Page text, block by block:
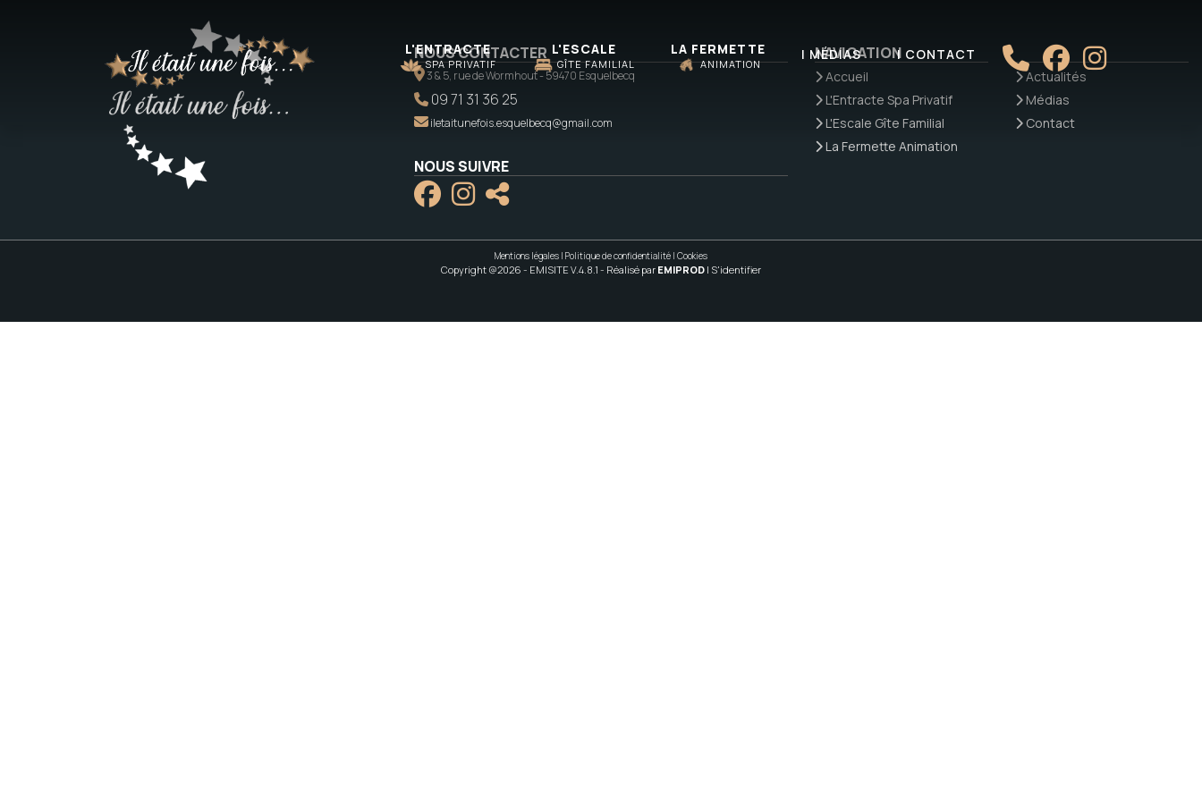
L'ENTRACTE
SPA PRIVATIF
L'ESCALE
GÎTE FAMILIAL
LA FERMETTE
ANIMATION
| MÉDIAS | CONTACT
NOUS CONTACTER
3 & 5, rue de Wormhout - 59470 Esquelbecq
09 71 31 36 25
iletaitunefois.esquelbecq@gmail.com
NOUS SUIVRE
NAVIGATION
Accueil
L'Entracte Spa Privatif
L'Escale Gîte Familial
La Fermette Animation
Actualités
Médias
Contact
Mentions légales | Politique de confidentialité | Cookies
Copyright @2026 - EMISITE V.4.8.1 - Réalisé par EMIPROD | S'identifier